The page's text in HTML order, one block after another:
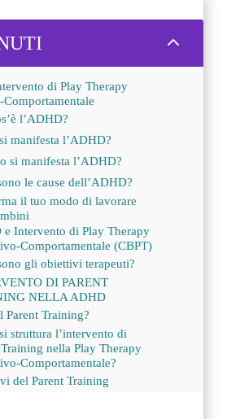
2
di Play Therapy
l’ADHD?
manifesta l’ADHD?
si manifesta l’ADHD?
le cause dell’ADHD?
il tuo modo di lavorare
e Intervento di Play Therapy
Comportamentale (CBPT)
gli obiettivi terapeuti?
DI PARENT
NELLA ADHD
Parent Training?
struttura l’intervento di
nella Play Therapy
Comportamentale?
del Parent Training